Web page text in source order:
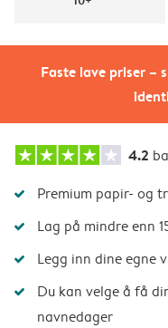
Faste lave priser –
4.2
Premium papir- og
Lag på mindre enn
Legg inn dine egne
Du kan velge å få
navnedager